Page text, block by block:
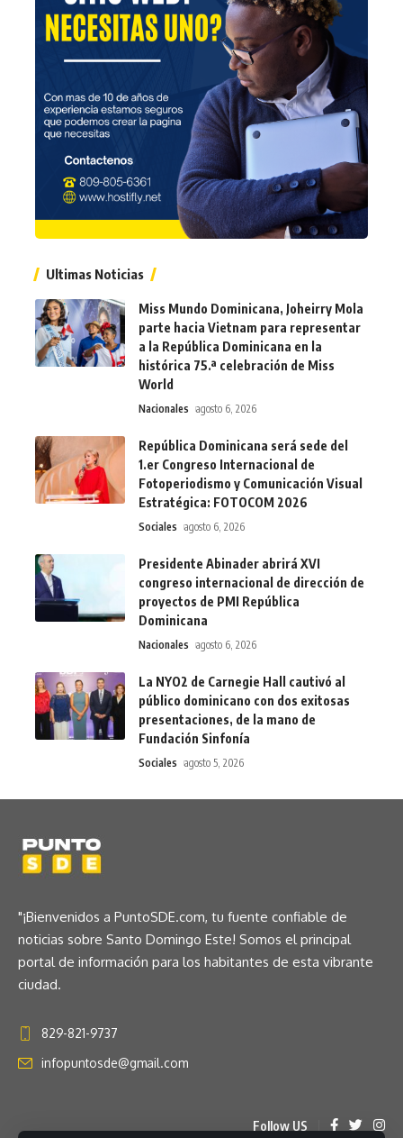
Ultimas Noticias
Miss Mundo Dominicana, Joheirry Mola
parte hacia Vietnam para representar
a la República Dominicana en la
histórica 75.ª celebración de Miss
World
Nacionales agosto 6, 2026
República Dominicana será sede del
1.er Congreso Internacional de
Fotoperiodismo y Comunicación Visual
Estratégica: FOTOCOM 2026
Sociales agosto 6, 2026
Presidente Abinader abrirá XVI
congreso internacional de dirección de
proyectos de PMI República
Dominicana
Nacionales agosto 6, 2026
La NYO2 de Carnegie Hall cautivó al
público dominicano con dos exitosas
presentaciones, de la mano de
Fundación Sinfonía
Sociales agosto 5, 2026
"¡Bienvenidos a PuntoSDE.com, tu fuente confiable de
noticias sobre Santo Domingo Este! Somos el principal
portal de información para los habitantes de esta vibrante
ciudad.
829-821-9737
infopuntosde@gmail.com
Follow US